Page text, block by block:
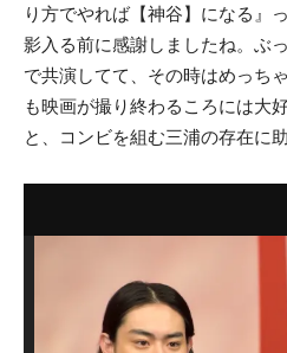
り方でやれば【神谷】になる』
影入る前に感謝しましたね。ぶ
で共演してて、その時はめっち
も映画が撮り終わるころには大
と、コンビを組む三浦の存在に